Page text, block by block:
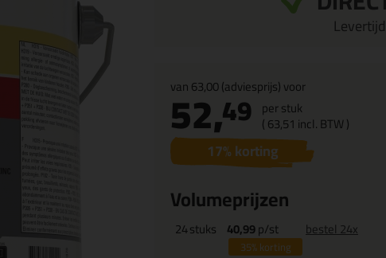
van63,00(adviesprijs) voor
52,49 per stuk
(63,51 incl. BTW )
17% korting
Volumeprijzen
24stuks 40,99p/st
35%korting
bestel 24x